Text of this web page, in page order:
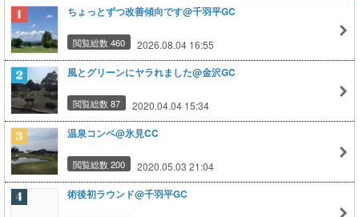
ちょっとずつ改善傾向です@千羽平GC
閲覧総数 460 2026.08.04 16:55
風とグリーンにヤラれました@金沢GC
閲覧総数 87 2020.04.04 15:34
温泉コンペ@氷見CC
閲覧総数 200 2020.05.03 21:04
術後初ラウンド@千羽平GC